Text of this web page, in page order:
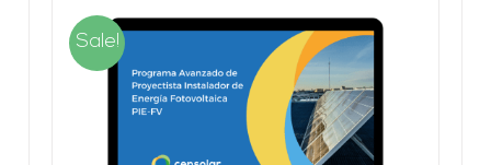
Sale!
AÑADIR AL CARRITO DETALLES